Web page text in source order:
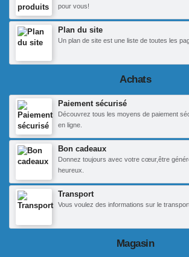
pour vous!
Plan du site
Un plan de site est une liste de toutes les
Achats
Paiement sécurisé
Découvrez tous les moyens de paiement
en ligne.
Bon cadeaux
Donnez toujours avec votre cœur,être
heureux.
Transport
Vous voulez des informations sur le
Magasin